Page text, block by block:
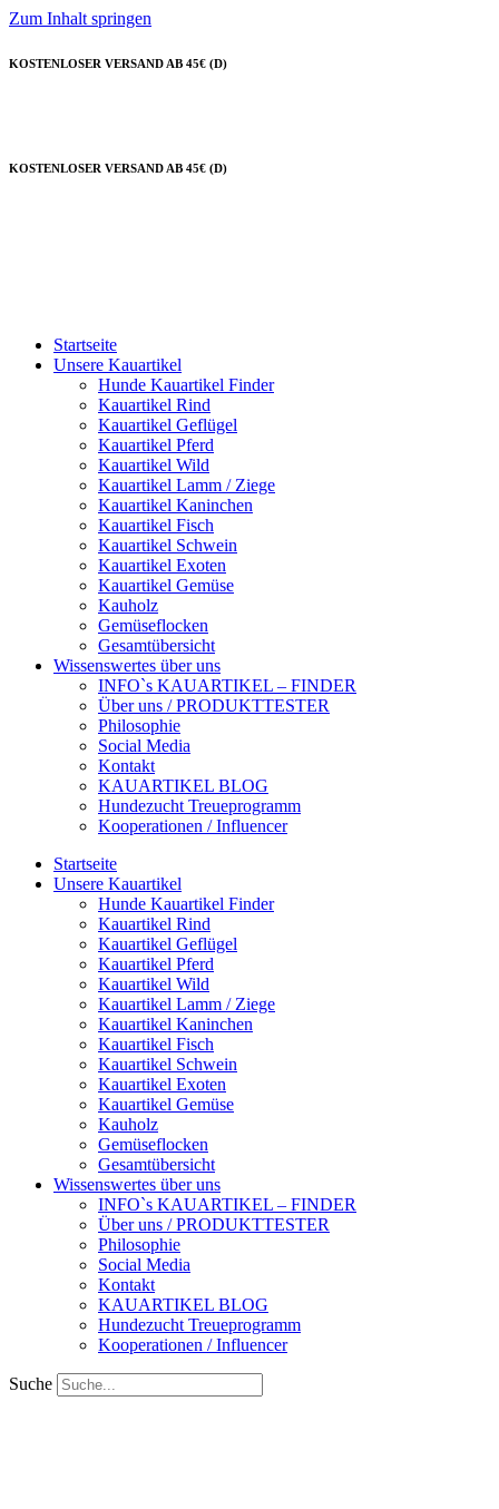
Zum Inhalt springen
KOSTENLOSER VERSAND AB 45€ (D)
KOSTENLOSER VERSAND AB 45€ (D)
Startseite
Unsere Kauartikel
Hunde Kauartikel Finder
Kauartikel Rind
Kauartikel Geflügel
Kauartikel Pferd
Kauartikel Wild
Kauartikel Lamm / Ziege
Kauartikel Kaninchen
Kauartikel Fisch
Kauartikel Schwein
Kauartikel Exoten
Kauartikel Gemüse
Kauholz
Gemüseflocken
Gesamtübersicht
Wissenswertes über uns
INFO`s KAUARTIKEL – FINDER
Über uns / PRODUKTTESTER
Philosophie
Social Media
Kontakt
KAUARTIKEL BLOG
Hundezucht Treueprogramm
Kooperationen / Influencer
Startseite
Unsere Kauartikel
Hunde Kauartikel Finder
Kauartikel Rind
Kauartikel Geflügel
Kauartikel Pferd
Kauartikel Wild
Kauartikel Lamm / Ziege
Kauartikel Kaninchen
Kauartikel Fisch
Kauartikel Schwein
Kauartikel Exoten
Kauartikel Gemüse
Kauholz
Gemüseflocken
Gesamtübersicht
Wissenswertes über uns
INFO`s KAUARTIKEL – FINDER
Über uns / PRODUKTTESTER
Philosophie
Social Media
Kontakt
KAUARTIKEL BLOG
Hundezucht Treueprogramm
Kooperationen / Influencer
Suche